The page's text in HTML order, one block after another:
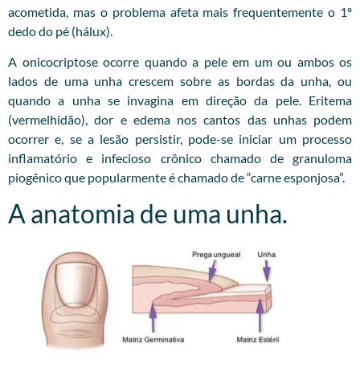
acometida, mas o problema afeta mais frequentemente o 1º
dedo do pé (hálux).
A onicocriptose ocorre quando a pele em um ou ambos os
lados de uma unha crescem sobre as bordas da unha, ou
quando a unha se invagina em direção da pele. Eritema
(vermelhidão), dor e edema nos cantos das unhas podem
ocorrer e, se a lesão persistir, pode-se iniciar um processo
inflamatório e infecioso crônico chamado de granuloma
piogênico que popularmente é chamado de “carne esponjosa”.
A anatomia de uma unha.